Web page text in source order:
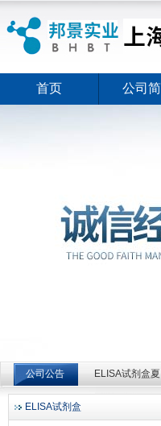
上海邦景实业有限公司
首页 公司
公司公告 ELISA试剂盒
ELISA试剂盒
ELISA试剂盒